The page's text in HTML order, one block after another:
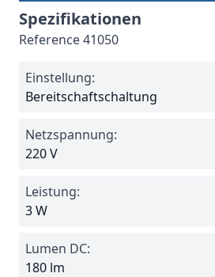
Spezifikationen
Reference41050
Einstellung:
Bereitschaftschaltung
Netzspannung:
220 V
Leistung:
3 W
Lumen DC:
180 lm